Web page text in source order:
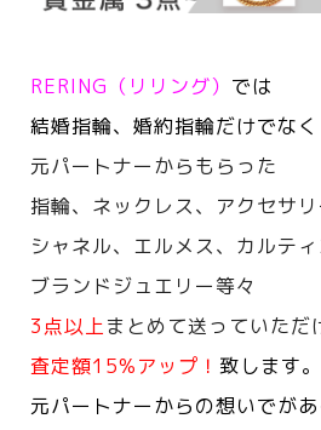
RERING（リリング） では
結婚指輪、婚約指輪だけでなく
元パートナーからもらった
指輪、ネックレス、アクセサ
シャネル、エルメス、カルテ
ブランドジュエリー等々
3点以上まとめて送っていただ
査定額15%アップ！ 致します。
元パートナーからの想いでが